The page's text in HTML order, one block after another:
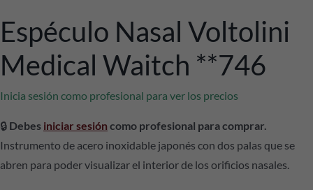
Espéculo Nasal Voltolini
Medical Waitch **746
Inicia sesión como profesional para ver los precios
🔒 Debes iniciar sesión como profesional para comprar.
Instrumento de acero inoxidable japonés con dos palas que se
abren para poder visualizar el interior de los orificios nasales.